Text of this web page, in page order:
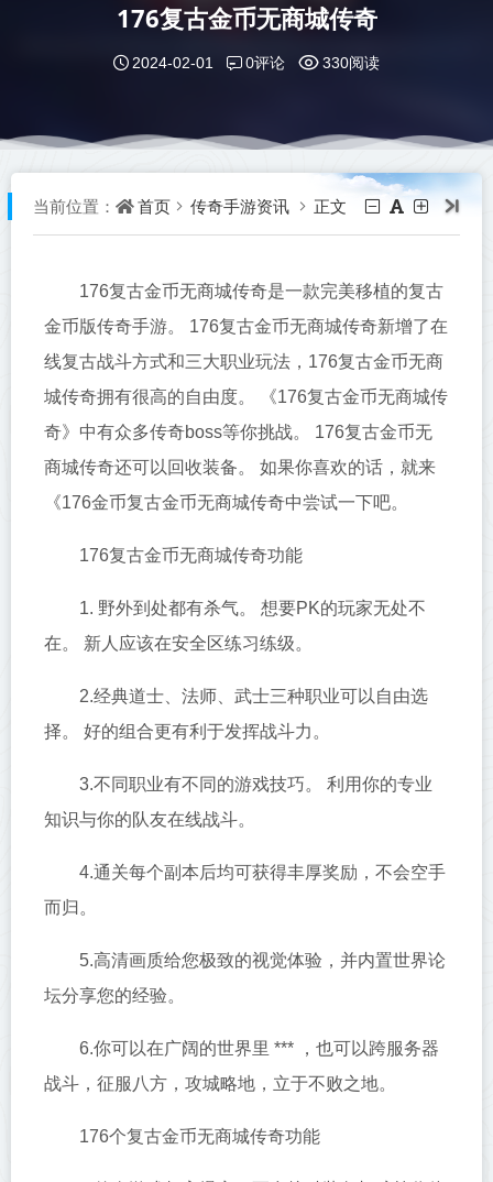
176复古金币无商城传奇
2024-02-01 0评论 330阅读
当前位置： 首页 传奇手游资讯 正文
176复古金币无商城传奇是一款完美移植的复古
金币版传奇手游。 176复古金币无商城传奇新增了在
线复古战斗方式和三大职业玩法，176复古金币无商
城传奇拥有很高的自由度。 《176复古金币无商城传
奇》中有众多传奇boss等你挑战。 176复古金币无
商城传奇还可以回收装备。 如果你喜欢的话，就来
《176金币复古金币无商城传奇中尝试一下吧。
176复古金币无商城传奇功能
1. 野外到处都有杀气。 想要PK的玩家无处不
在。 新人应该在安全区练习练级。
2.经典道士、法师、武士三种职业可以自由选
择。 好的组合更有利于发挥战斗力。
3.不同职业有不同的游戏技巧。 利用你的专业
知识与你的队友在线战斗。
4.通关每个副本后均可获得丰厚奖励，不会空手
而归。
5.高清画质给您极致的视觉体验，并内置世界论
坛分享您的经验。
6.你可以在广阔的世界里 *** ，也可以跨服务器
战斗，征服八方，攻城略地，立于不败之地。
176个复古金币无商城传奇功能